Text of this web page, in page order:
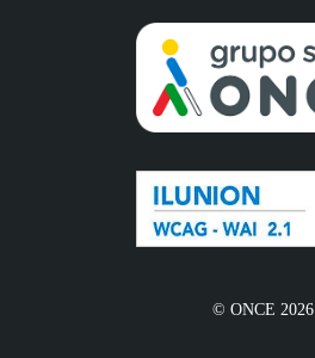
© ONCE 2026